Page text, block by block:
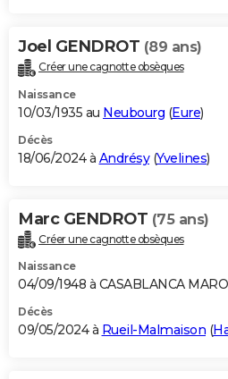
Joel GENDROT (89 ans)
Créer une cagnotte obsèques
Naissance
10/03/1935 au Neubourg (Eure)
Décès
18/06/2024 à Andrésy(Yvelines)
Marc GENDROT (75 ans)
Créer une cagnotte obsèques
Naissance
04/09/1948 à CASABLANCA
Décès
09/05/2024 à Rueil-Malmaison (